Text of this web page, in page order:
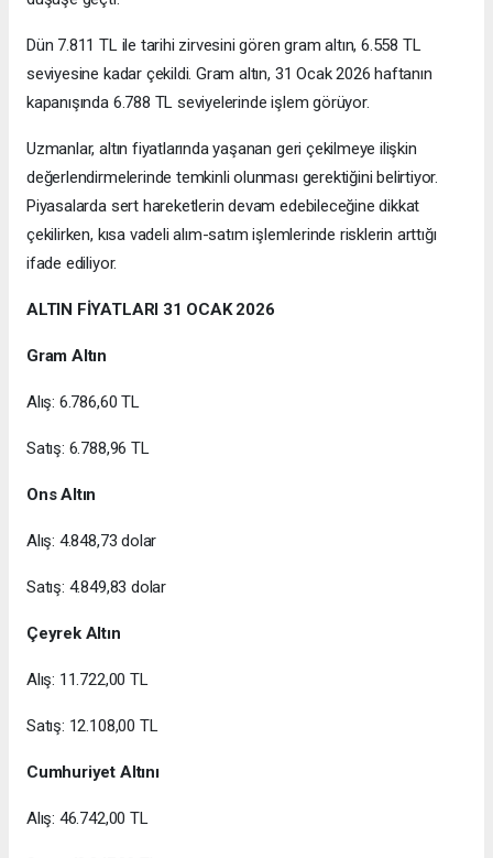
Dün 7.811 TL ile tarihi zirvesini gören gram altın, 6.558 TL
seviyesine kadar çekildi. Gram altın, 31 Ocak 2026 haftanın
kapanışında 6.788 TL seviyelerinde işlem görüyor.
Uzmanlar, altın fiyatlarında yaşanan geri çekilmeye ilişkin
değerlendirmelerinde temkinli olunması gerektiğini belirtiyor.
Piyasalarda sert hareketlerin devam edebileceğine dikkat
çekilirken, kısa vadeli alım-satım işlemlerinde risklerin arttığı
ifade ediliyor.
ALTIN FİYATLARI 31 OCAK 2026
Gram Altın
Alış: 6.786,60 TL
Satış: 6.788,96 TL
Ons Altın
Alış: 4.848,73 dolar
Satış: 4.849,83 dolar
Çeyrek Altın
Alış: 11.722,00 TL
Satış: 12.108,00 TL
Cumhuriyet Altını
Alış: 46.742,00 TL